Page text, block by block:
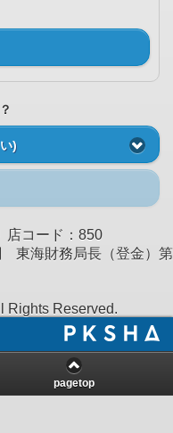
)
店コード：850
東海財務局長（登金）第
Rights Reserved.
pagetop